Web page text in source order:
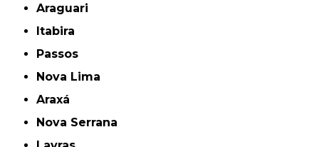
Araguari
Itabira
Passos
Nova Lima
Araxá
Nova Serrana